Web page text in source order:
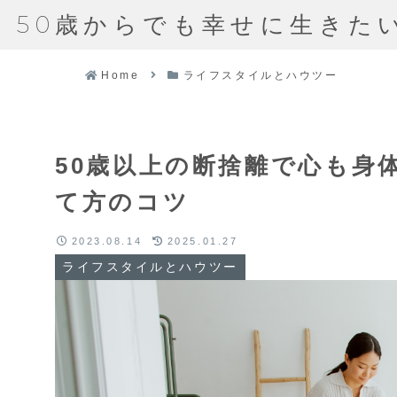
50歳からでも幸せに生きた
Home ライフスタイルとハウツー
50歳以上の断捨離で心も身
て方のコツ
ライフスタイルとハウツー
2023.08.14 2025.01.27